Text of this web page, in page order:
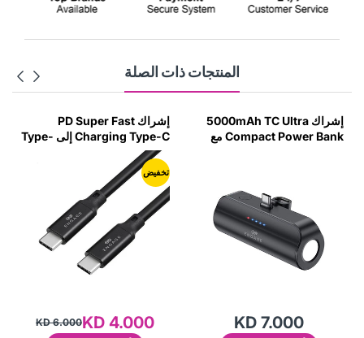
المنتجات ذات الصلة
إشراك 5000mAh TC Ultra
Compact Power Bank مع
KD 7.000
إشراك PD Super Fast
Charging Type-C إلى Type-
C Cable 100W 1 Meter-IA30
تخفيض
KD 4.000
KD 6.000